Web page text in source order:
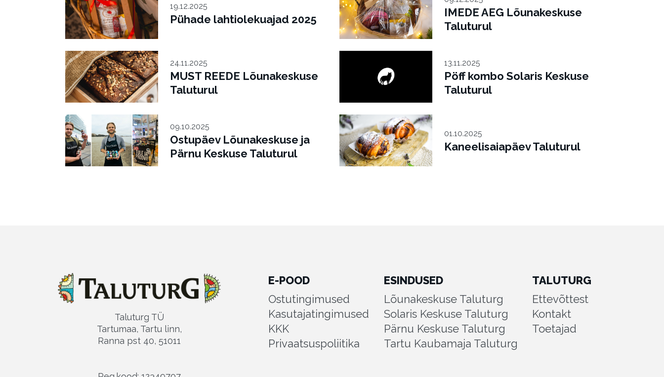
19.12.2025
Pühade lahtiolekuajad 2025
IMEDE AEG Lõunakeskuse
Taluturul
24.11.2025
MUST REEDE Lõunakeskuse
Taluturul
13.11.2025
Pöff kombo Solaris Keskuse
Taluturul
09.10.2025
Ostupäev Lõunakeskuse ja
Pärnu Keskuse Taluturul
01.10.2025
Kaneelisaiapäev Taluturul
Taluturg TÜ
Tartumaa, Tartu linn,
Ranna pst 40, 51011
E-POOD
Ostutingimused
Kasutajatingimused
KKK
Privaatsuspoliitika
ESINDUSED
Lõunakeskuse Taluturg
Solaris Keskuse Taluturg
Pärnu Keskuse Taluturg
Tartu Kaubamaja Taluturg
TALUTURG
Ettevõttest
Kontakt
Toetajad